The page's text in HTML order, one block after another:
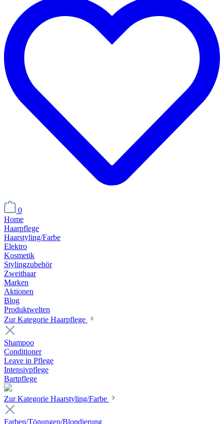
0
Home
Haarpflege
Haarstyling/Farbe
Elektro
Kosmetik
Stylingzubehör
Zweithaar
Marken
Aktionen
Blog
Produktwelten
Zur Kategorie Haarpflege
Shampoo
Conditioner
Leave in Pflege
Intensivpflege
Bartpflege
Zur Kategorie Haarstyling/Farbe
Farben/Tönungen/Blondierung